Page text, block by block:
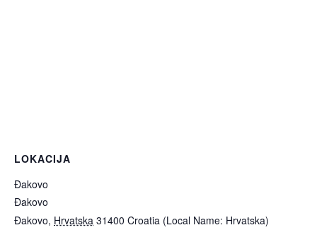
LOKACIJA
Đakovo
Đakovo
Đakovo, Hrvatska 31400 Croatia (Local Name: Hrvatska)